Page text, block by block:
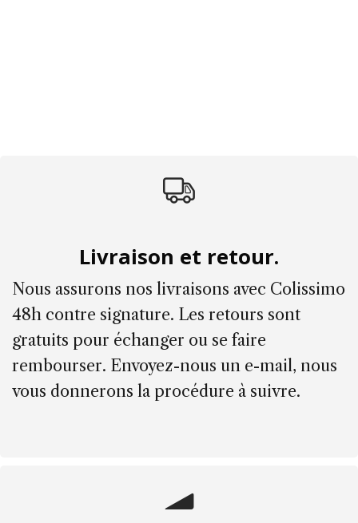
Livraison et retour.
Nous assurons nos livraisons avec Colissimo
48h contre signature. Les retours sont
gratuits pour échanger ou se faire
rembourser. Envoyez-nous un e-mail, nous
vous donnerons la procédure à suivre.